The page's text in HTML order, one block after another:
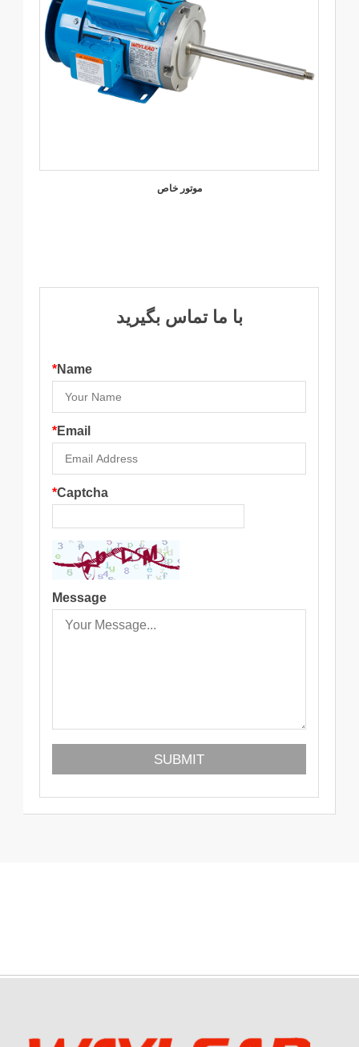
موتور خاص
با ما تماس بگیرید
*Name
*Email
*Captcha
Message